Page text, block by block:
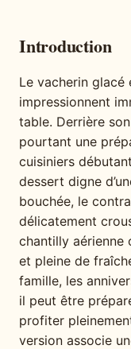
Introduction
Le vacherin glacé
impressionnent
table. Derrière
pourtant une
cuisiniers
dessert digne
bouchée, le
délicatement
chantilly aérienne
et pleine de
famille, les
il peut être
profiter
version associe